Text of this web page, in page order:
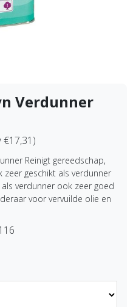
Verdunner
€17,31)
Reinigt gereedschap,
zeer geschikt als verdunner
verdunner ook zeer goed
voor vervuilde olie en